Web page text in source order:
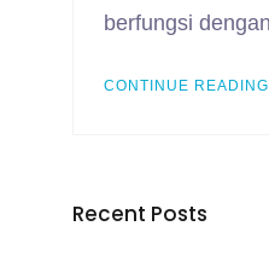
berfungsi
CONTINUE
Recent Posts